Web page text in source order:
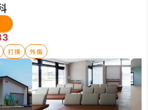
打撲 外傷